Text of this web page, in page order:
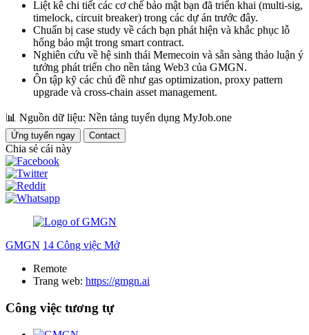
Liệt kê chi tiết các cơ chế bảo mật bạn đã triển khai (multi-sig,
timelock, circuit breaker) trong các dự án trước đây.
Chuẩn bị case study về cách bạn phát hiện và khắc phục lỗ
hổng bảo mật trong smart contract.
Nghiên cứu về hệ sinh thái Memecoin và sẵn sàng thảo luận ý
tưởng phát triển cho nền tảng Web3 của GMGN.
Ôn tập kỹ các chủ đề như gas optimization, proxy pattern
upgrade và cross-chain asset management.
📊 Nguồn dữ liệu: Nền tảng tuyển dụng MyJob.one
Ứng tuyển ngay Contact
Chia sẻ cái này
GMGN 14 Công việc Mở
Remote
Trang web: https://gmgn.ai
Công việc tương tự